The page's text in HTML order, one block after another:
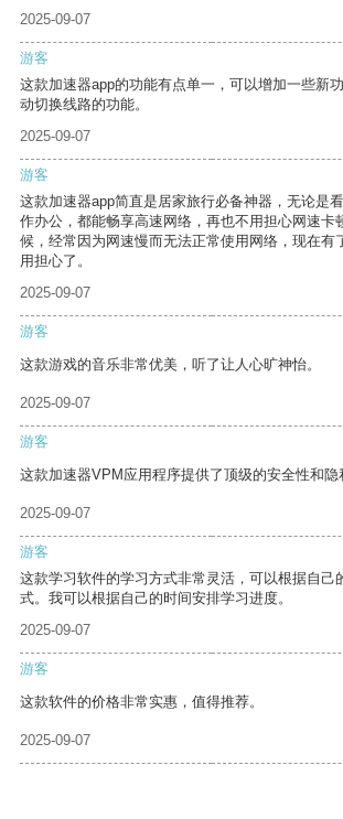
2025-09-07
游客
这款加速器app的功能有点单一，可以增加一些新
动切换线路的功能。
2025-09-07
游客
这款加速器app简直是居家旅行必备神器，无论是
作办公，都能畅享高速网络，再也不用担心网速卡
候，经常因为网速慢而无法正常使用网络，现在有
用担心了。
2025-09-07
游客
这款游戏的音乐非常优美，听了让人心旷神怡。
2025-09-07
游客
这款加速器VPM应用程序提供了顶级的安全性和隐
2025-09-07
游客
这款学习软件的学习方式非常灵活，可以根据自己
式。我可以根据自己的时间安排学习进度。
2025-09-07
游客
这款软件的价格非常实惠，值得推荐。
2025-09-07